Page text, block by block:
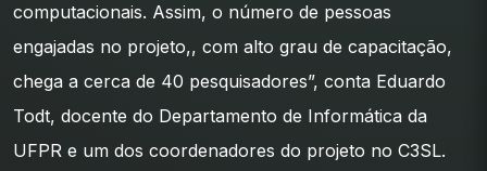
computacionais. Assim, o número de pessoas
engajadas no projeto,, com alto grau de capacitação,
chega a cerca de 40 pesquisadores”, conta Eduardo
Todt, docente do Departamento de Informática da
UFPR e um dos coordenadores do projeto no C3SL.